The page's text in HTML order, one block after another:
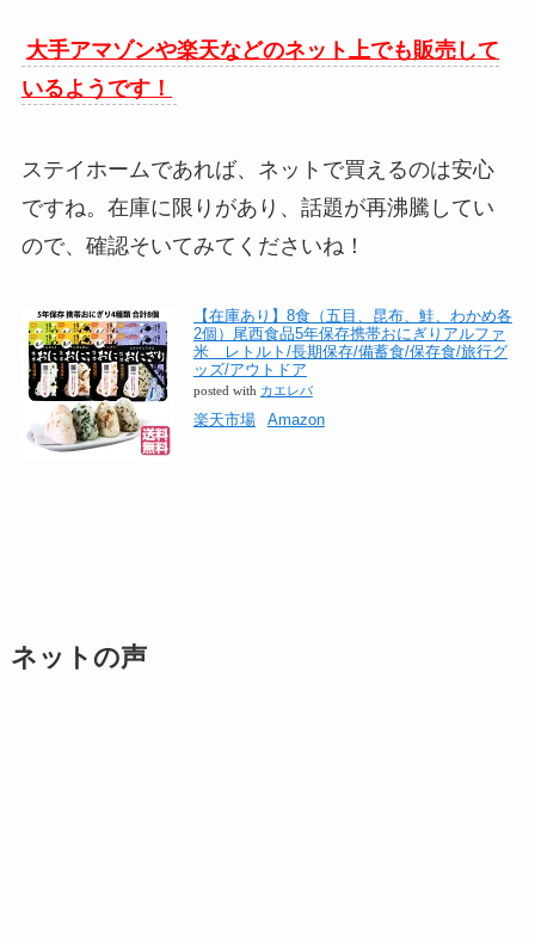
大手アマゾンや楽天などのネット上でも販売して
いるようです！
ステイホームであれば、ネットで買えるのは安心
ですね。在庫に限りがあり、話題が再沸騰してい
ので、確認そいてみてくださいね！
【在庫あり】8食（五目、昆布、鮭、わかめ各
2個）尾西食品5年保存携帯おにぎりアルファ
米 レトルト/長期保存/備蓄食/保存食/旅行グ
ッズ/アウトドア
posted with カエレバ
楽天市場 Amazon
ネットの声